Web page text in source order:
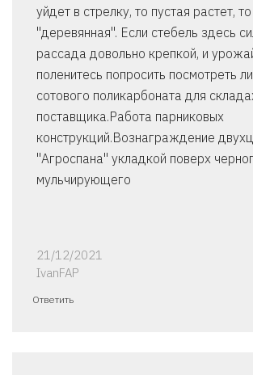
уйдет в стрелку, то пустая растет, то
"деревянная". Если стебель здесь
рассада довольно крепкой, и
поленитесь попросить посмотреть
сотового поликарбоната для
поставщика.Работа парниковых
конструкций.Вознаграждение
"Агроспана" укладкой поверх
мульчирующего
21/12/2021
IvanFAP
Ответить